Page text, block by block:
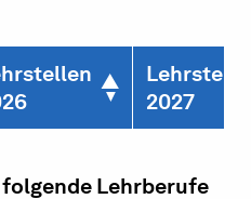
2027
Lehrberufe